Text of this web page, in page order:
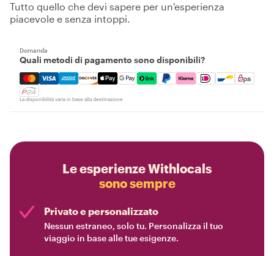
Tutto quello che devi sapere per un'esperienza
piacevole e senza intoppi.
Domanda
Quali metodi di pagamento sono disponibili?
Mastercard, Visa, Amex, Discover, Apple Pay, Google
La disponibilità varia in base alla destinazione
Le esperienze Withlocals
sono sempre
Privato e personalizzato
Nessun estraneo, solo tu. Personalizza il tuo
viaggio in base alle tue esigenze.